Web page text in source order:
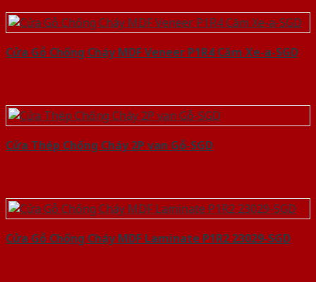
Cửa Gỗ Chống Cháy MDF Veneer P1R4 Căm Xe-a-SGD
Cửa Thép Chống Cháy 2P van Gỗ-SGD
Cửa Gỗ Chống Cháy MDF Laminate P1R2 23029-SGD